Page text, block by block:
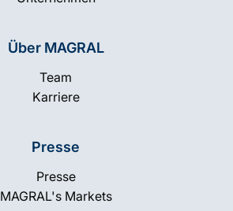
Über MAGRAL
Team
Karriere
Presse
Presse
MAGRAL's Markets